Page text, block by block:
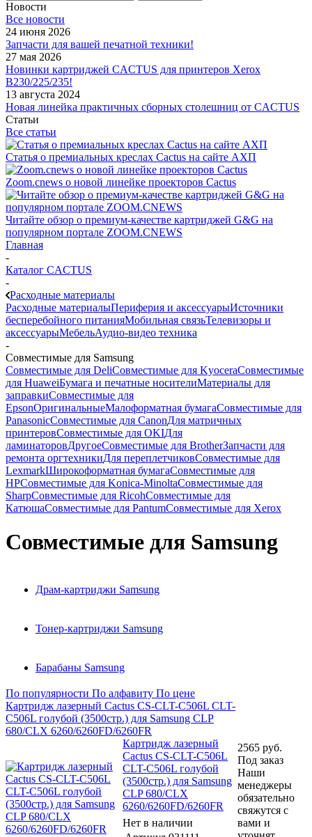
Новости
Все новости
24 июня 2026
Запчасти для вашей печатной техники!
27 мая 2026
Новинки картриджей CACTUS для принтеров Xerox
B230/225/235!
13 августа 2024
Новая линейка практичных сборных столешниц от CACTUS
Статьи
Все статьи
Статья о премиальных креслах Cactus на сайте АХП
Zoom.cnews о новой линейке проекторов Cactus
Читайте обзор о премиум-качестве картриджей G&G на
популярном портале ZOOM.CNEWS
Главная
-
Каталог CACTUS
-
Расходные материалы
Расходные материалыПериферия и аксессуарыИсточники
бесперебойного питанияМобильная связьТелевизоры и
аксессуарыМебельАудио-видео техника
-
Совместимые для Samsung
Совместимые для DeliСовместимые для KyoceraСовместимые
для HuaweiБумага и печатные носителиМатериалы для
заправкиСовместимые для
EpsonОригинальныеМалоформатная бумагаСовместимые для
PanasonicСовместимые для CanonДля матричных
принтеровСовместимые для OKIДля
ламинаторовДругоеСовместимые для BrotherЗапчасти для
ремонта оргтехникиДля переплетчиковСовместимые для
LexmarkШирокоформатная бумагаСовместимые для
HPСовместимые для Konica-MinoltaСовместимые для
SharpСовместимые для RicohСовместимые для
КатюшаСовместимые для PantumСовместимые для Xerox
Совместимые для Samsung
Драм-картриджи Samsung
Тонер-картриджи Samsung
Барабаны Samsung
По популярности По алфавиту По цене
Картридж лазерный Cactus CS-CLT-C506L CLT-
C506L голубой (3500стр.) для Samsung CLP
680/CLX 6260/6260FD/6260FR
Картридж лазерный
Cactus CS-CLT-C506L
CLT-C506L голубой
(3500стр.) для Samsung
CLP 680/CLX
6260/6260FD/6260FR
Нет в наличии
2565 руб.
Под заказ
Наши
менеджеры
обязательно
свяжутся с
вами и